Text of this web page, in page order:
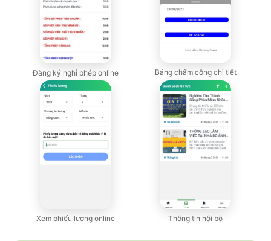
Đăng ký nghỉ phép online Bảng chấm công chi tiết
Xem phiếu lương online Thông tin nội bộ